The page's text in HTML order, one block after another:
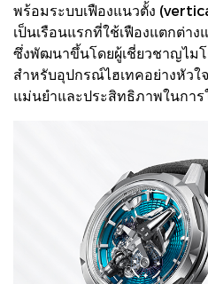
พร้อมระบบเฟืองแนวตั้ง
เป็นเรือนแรกที่ใช้เฟืองแตกต่า
ซึ่งพัฒนาขึ้นโดยผู้เชี่ยวชาญไม
สำหรับอุปกรณ์ไฮเทคอย่างหัวใ
แม่นยำและประสิทธิภาพในกา